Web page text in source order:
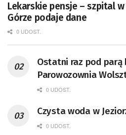
Lekarskie pensje – szpital
Górze podaje dane
0 UDOST.
Ostatni raz pod parą
Parowozownia
remont unikatowego
0 UDOST.
Czysta woda w
0 UDOST.